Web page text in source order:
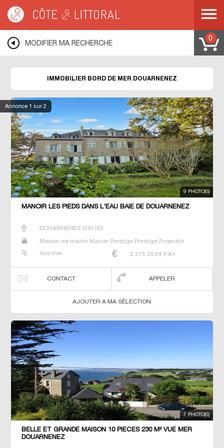
DOUARNENEZ
MODIFIER MA RECHERCHE
0
Annonce1 sur 2
IMMOBILIER BORD DE MER DOUARNENEZ
9 PHOTO(S)
MANOIR LES PIEDS DANS L'EAU BAIE DE DOUARNENEZ
DOUARNENEZ(29100)
Maison de maitre Manoir Prestige Prestige Propriété
Vue mer 2 275 250 € F.A.I
CONTACT APPELER
AJOUTER A MA SÉLECTION
7 PHOTO(S)
BELLE ET GRANDE MAISON 10 PIECES 230 M² VUE MER
DOUARNENEZ